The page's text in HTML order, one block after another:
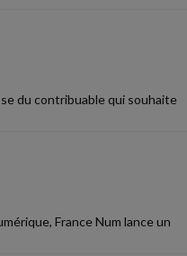
du contribuable qui souhaite
France Num lance un